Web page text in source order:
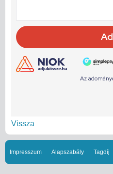
Vissza
Impresszum Alapszabály Tagdíj